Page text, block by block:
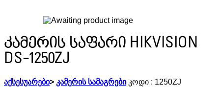
კამერის საფარი HIKVISION
DS-1250ZJ
აქსესუარები> კამერის სამაგრები კოდი : 1250ZJ